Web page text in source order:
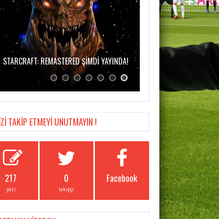
STARCRAFT: REMASTERED ŞİMDİ YAYINDA!
TAKİP ETMEYİ UNUTMAYIN !
217
yazı
0
takipçi
Facebook